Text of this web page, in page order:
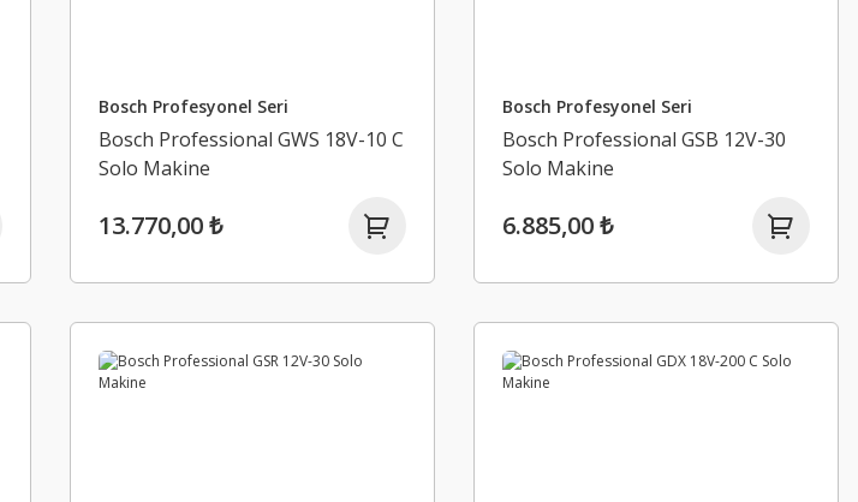
Bosch Profesyonel Seri
Bosch Professional GWS 18V-10 C
Solo Makine
13.770,00 ₺
Bosch Profesyonel Seri
Bosch Professional GSB 12V-30
Solo Makine
6.885,00 ₺